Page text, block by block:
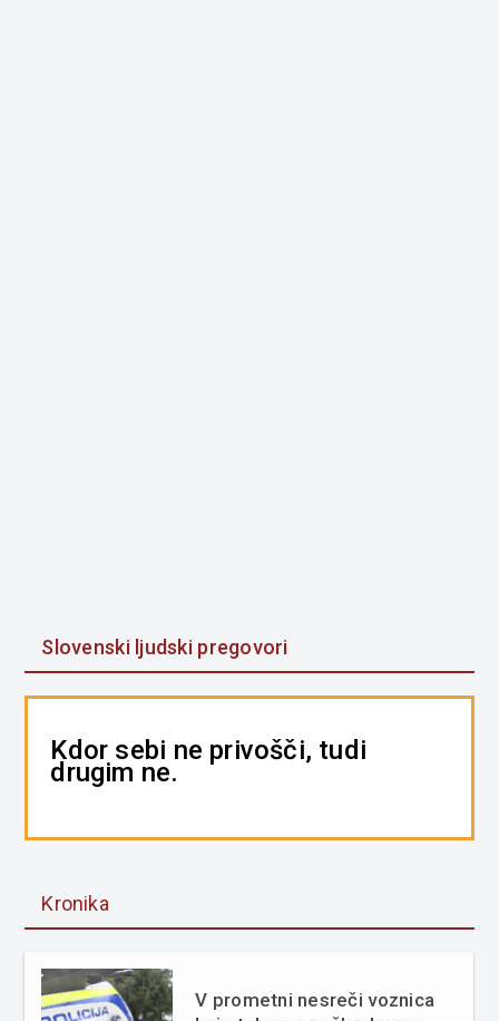
Slovenski ljudski pregovori
Kdor sebi ne privošči, tudi
drugim ne.
Kronika
V prometni nesreči voznica